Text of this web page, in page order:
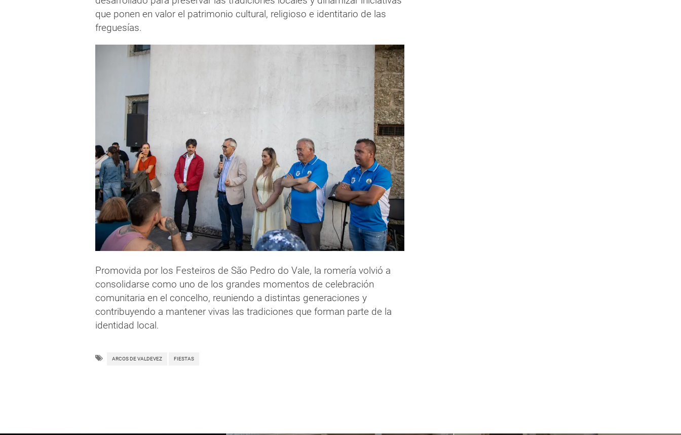
que ponen en valor el patrimonio cultural, religioso e identitario de las
freguesías.
Promovida por los Festeiros de São Pedro do Vale, la romería volvió a
consolidarse como uno de los grandes momentos de celebración
comunitaria en el concelho, reuniendo a distintas generaciones y
contribuyendo a mantener vivas las tradiciones que forman parte de la
identidad local.
ARCOS DE VALDEVEZ FIESTAS